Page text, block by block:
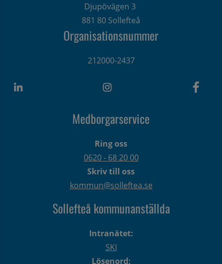
Djupövägen 3
881 80 Sollefteå
Organisationsnummer
212000-2437
Medborgarservice
Ring oss
0620 - 68 20 00
Skriv till oss
kommun@solleftea.se
Sollefteå kommunanställda
Intranätet:
SKI
Lösenord: